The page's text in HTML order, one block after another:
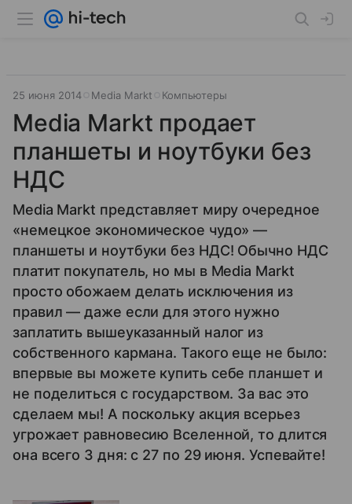
25 июня 2014 Media Markt Компьютеры
Media Markt продаeт
планшеты и ноутбуки без
НДС
Media Markt представляет миру очередное
«немецкое экономическое чудо» —
планшеты и ноутбуки без НДС! Обычно НДС
платит покупатель, но мы в Media Markt
просто обожаем делать исключения из
правил — даже если для этого нужно
заплатить вышеуказанный налог из
собственного кармана. Такого еще не было:
впервые вы можете купить себе планшет и
не поделиться с государством. За вас это
сделаем мы! А поскольку акция всерьез
угрожает равновесию Вселенной, то длится
она всего 3 дня: с 27 по 29 июня. Успевайте!